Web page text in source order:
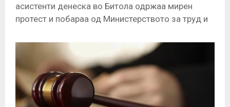
асистенти денеска во Битола одржаа мирен
протест и побараа од Министерството за труд и